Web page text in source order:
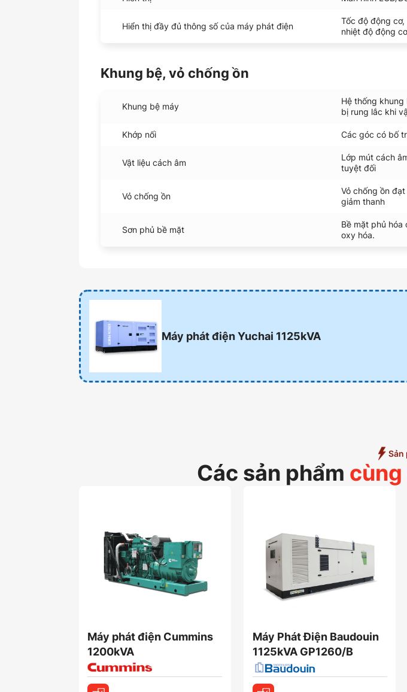
Hiển thị đầy đủ thông số của máy phát điện
Tốc độ động
nhiệt độ động cơ
Khung bệ, vỏ chống ồn
Khung bệ máy
Hệ thống
bị rung lắc khi
Khớp nối Các góc có bố
Vật liệu cách âm
Lớp mút cách
tuyệt đối
Vỏ chống ồn
Vỏ chống ồn
giảm thanh
Sơn phủ bề mặt
Bề mặt phủ hóa
oxy hóa.
Máy phát điện Yuchai 1125kVA
Sản
Các sản phẩm
Máy phát điện Cummins
1200kVA
Máy Phát Điện Baudouin
1125kVA GP1260/B